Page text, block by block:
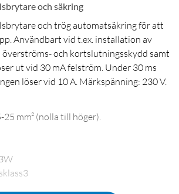
och säkring
och trög automatsäkring för att
Användbart vid t.ex. installation av
och kortslutningsskydd samt
ut vid 30 mA felström. Under 30 ms
löser vid 10 A. Märkspänning: 230 V.
mm² (nolla till höger).